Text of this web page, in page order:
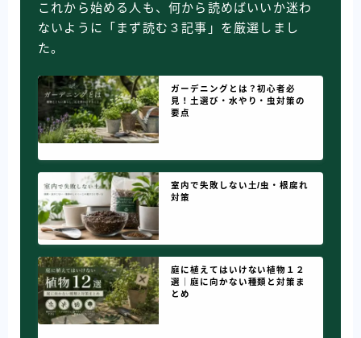
これから始める人も、何から読めばいいか迷わ
ないように「まず読む３記事」を厳選しまし
た。
ガーデニングとは？初心者必
見！土選び・水やり・虫対策の
要点
室内で失敗しない土/虫・根腐れ
対策
庭に植えてはいけない植物１２
選｜庭に向かない種類と対策ま
とめ